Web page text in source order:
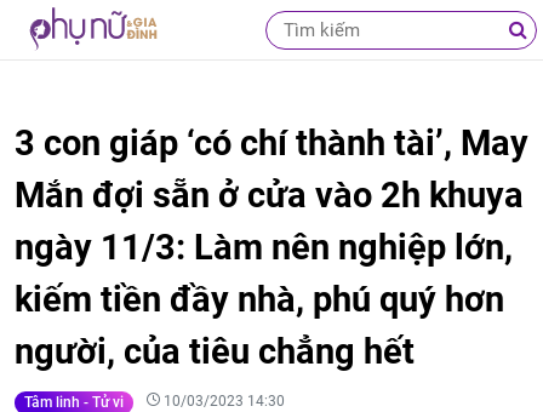
3 con giáp ‘có chí thành tài’, May
Mắn đợi sẵn ở cửa vào 2h khuya
ngày 11/3: Làm nên nghiệp lớn,
kiếm tiền đầy nhà, phú quý hơn
người, của tiêu chẳng hết
Tâm linh - Tử vi 10/03/2023 14:30